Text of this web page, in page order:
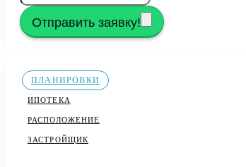
Отправить заявку!
ПЛАНИРОВКИ
ИПОТЕКА
РАСПОЛОЖЕНИЕ
ЗАСТРОЙЩИК